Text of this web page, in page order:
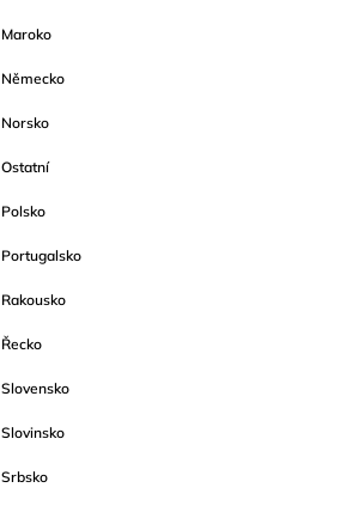
Maroko
Německo
Norsko
Ostatní
Polsko
Portugalsko
Rakousko
Řecko
Slovensko
Slovinsko
Srbsko